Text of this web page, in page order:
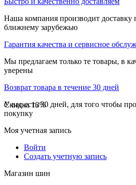
Скидка13%
Наша компания производит доставку
ближнему зарубежью
Гарантия качества и сервисное
Мы предлагаем только те товары, в
уверены
Возврат товара в течение 30 дней
У вас есть 30 дней, для того чтобы
покупку
Моя учетная запись
Войти
Создать учетную запись
Магазин шин